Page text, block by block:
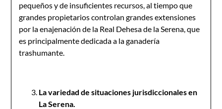
pequeños y de insuficientes recursos, al tiempo que
grandes propietarios controlan grandes extensiones
por la enajenación de la Real Dehesa de la Serena, que
es principalmente dedicada a la ganadería
trashumante.
La variedad de situaciones jurisdiccionales en
La Serena.